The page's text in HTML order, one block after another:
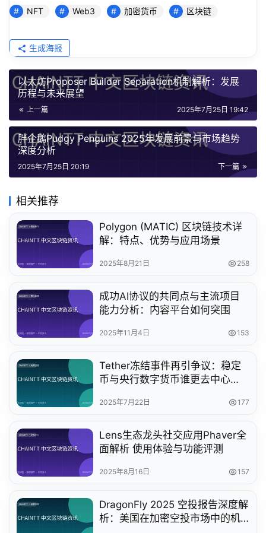
NFT Web3 加密货币 区块链
生成海报
以太坊Proposer Builder Separation机制解析：发展
历程与未来展望
上一篇 2025年7月25日 19:42
胖企鹅Pudgy Penguins 2025年发展前景与市场趋势
深度分析
下一篇
2025年7月25日 20:19
相关推荐
Polygon (MATIC) 区块链技术详
解：特点、优势与应用场景
2025年8月21日 258
成功AI协议的共同点与主流项目
能力分析：内容平台如何突围
2025年11月4日 153
Tether冻结事件再引争议：稳定
币与央行数字货币谁更去中心
2025年7月22日 177
Lens生态龙头社交应用Phaver全
面解析 使用体验与功能评测
2025年8月16日 157
DragonFly 2025 空投报告深度解
析：美国在加密空投市场中的机